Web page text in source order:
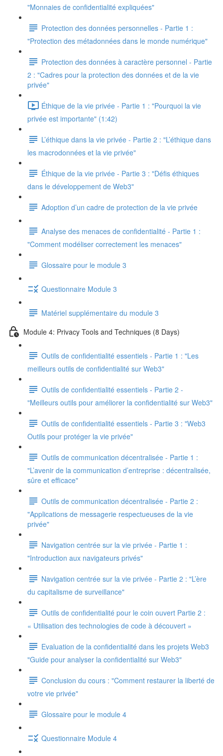
"Monnaies de confidentialité expliquées"
Protection des données personnelles - Partie 1 :
"Protection des métadonnées dans le monde numérique"
Protection des données à caractère personnel - Partie
2 : "Cadres pour la protection des données et de la vie
privée"
Éthique de la vie privée - Partie 1 : "Pourquoi la vie
privée est importante" (1:42)
L’éthique dans la vie privée - Partie 2 : "L’éthique dans
les macrodonnées et la vie privée"
Éthique de la vie privée - Partie 3 : "Défis éthiques
dans le développement de Web3"
Adoption d’un cadre de protection de la vie privée
Analyse des menaces de confidentialité - Partie 1 :
"Comment modéliser correctement les menaces"
Glossaire pour le module 3
Questionnaire Module 3
Matériel supplémentaire du module 3
Module 4: Privacy Tools and Techniques (8 Days)
Outils de confidentialité essentiels - Partie 1 : "Les
meilleurs outils de confidentialité sur Web3"
Outils de confidentialité essentiels - Partie 2 -
"Meilleurs outils pour améliorer la confidentialité sur Web3"
Outils de confidentialité essentiels - Partie 3 : "Web3
Outils pour protéger la vie privée"
Outils de communication décentralisée - Partie 1 :
"L’avenir de la communication d’entreprise : décentralisée,
sûre et efficace"
Outils de communication décentralisée - Partie 2 :
"Applications de messagerie respectueuses de la vie
privée"
Navigation centrée sur la vie privée - Partie 1 :
"Introduction aux navigateurs privés"
Navigation centrée sur la vie privée - Partie 2 : "L’ère
du capitalisme de surveillance"
Outils de confidentialité pour le coin ouvert Partie 2 :
« Utilisation des technologies de code à découvert »
Evaluation de la confidentialité dans les projets Web3
"Guide pour analyser la confidentialité sur Web3"
Conclusion du cours : "Comment restaurer la liberté de
votre vie privée"
Glossaire pour le module 4
Questionnaire Module 4